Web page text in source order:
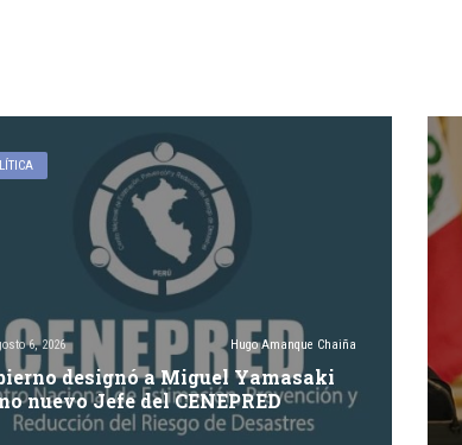
6, 2026 Hugo Amanque Chaiña
designó a Miguel Yamasaki
nuevo Jefe del CENEPRED